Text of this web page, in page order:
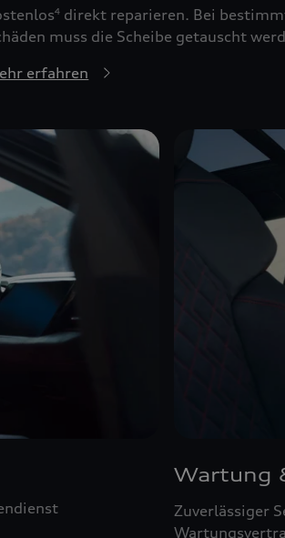
4 direkt reparieren. Bei
muss die Scheibe getauscht
erfahren
Wartung
Zuverlässiger